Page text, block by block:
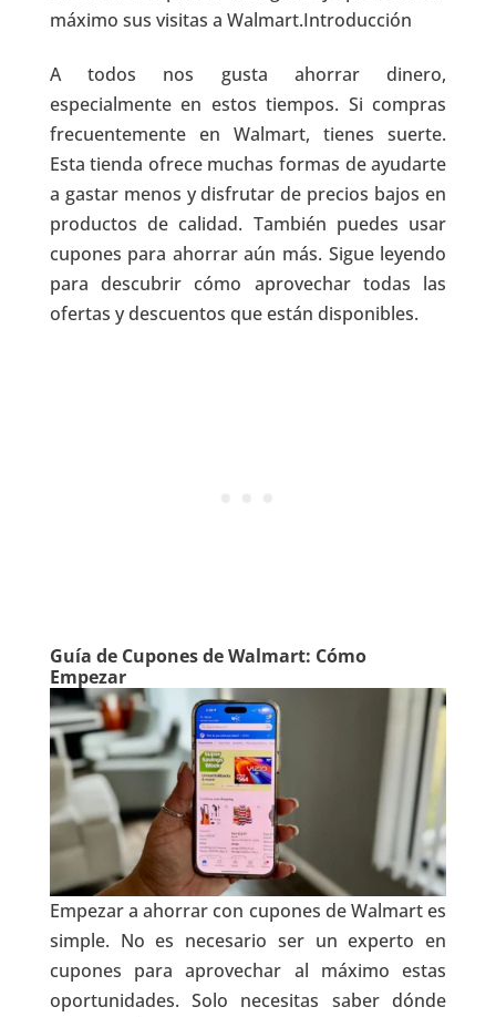
máximo sus visitas a Walmart.Introducción
A todos nos gusta ahorrar dinero,
especialmente en estos tiempos. Si compras
frecuentemente en Walmart, tienes suerte.
Esta tienda ofrece muchas formas de ayudarte
a gastar menos y disfrutar de precios bajos en
productos de calidad. También puedes usar
cupones para ahorrar aún más. Sigue leyendo
para descubrir cómo aprovechar todas las
ofertas y descuentos que están disponibles.
Guía de Cupones de Walmart: Cómo
Empezar
Empezar a ahorrar con cupones de Walmart es
simple. No es necesario ser un experto en
cupones para aprovechar al máximo estas
oportunidades. Solo necesitas saber dónde